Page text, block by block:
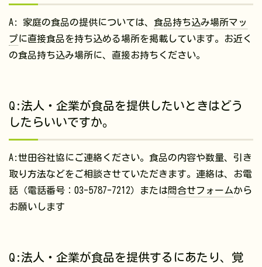
A: 家庭の食品の提供については、 食品持ち込み場所マッ
プに直接食品を持ち込める場所を掲載しています。お近く
の食品持ち込み場所に、直接お持ちください。
Q:法人・企業が食品を提供したいときはどう
したらいいですか。
A:世田谷社協にご連絡ください。食品の内容や数量、引き
取り方法などをご相談させていただきます。連絡は、お電
話（電話番号：03-5787-7212）または問合せフォームから
お願いします
Q:法人・企業が食品を提供するにあたり、覚